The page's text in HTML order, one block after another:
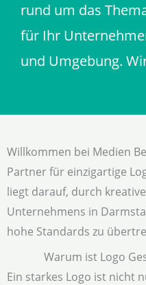
rund um das
für Ihr
und Umgebung.
Willkommen bei Medien
Partner für einzigartige
liegt darauf, durch
Unternehmens in
hohe Standards zu
Warum ist Logo
Ein starkes Logo ist nicht